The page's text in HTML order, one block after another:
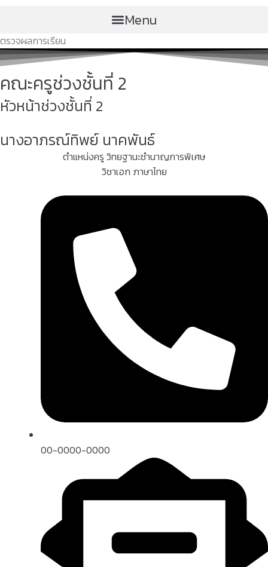
Menu
ตรวจผลการเรียน
คณะครูช่วงชั้นที่ 2
หัวหน้าช่วงชั้นที่ 2
นางอาภรณ์ทิพย์ นาคพันธ์
ตำแหน่งครู วิทยฐานะชำนาญการพิเศษ
วิชาเอก ภาษาไทย
00-0000-0000